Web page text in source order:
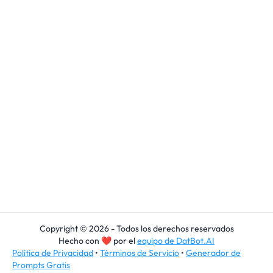
Copyright © 2026 - Todos los derechos reservados
Hecho con ❤ por elequipo de DatBot.AI
Política de Privacidad • Términos de Servicio • Generador de
Prompts Gratis